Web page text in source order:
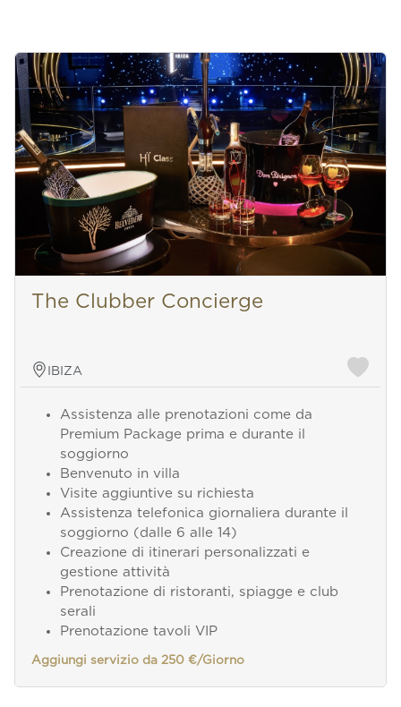
The Clubber Concierge
IBIZA
Assistenza alle prenotazioni come da
Premium Package prima e durante il
soggiorno
Benvenuto in villa
Visite aggiuntive su richiesta
Assistenza telefonica giornaliera durante il
soggiorno (dalle 6 alle 14)
Creazione di itinerari personalizzati e
gestione attività
Prenotazione di ristoranti, spiagge e club
serali
Prenotazione tavoli VIP
Aggiungi servizio da 250 €/Giorno